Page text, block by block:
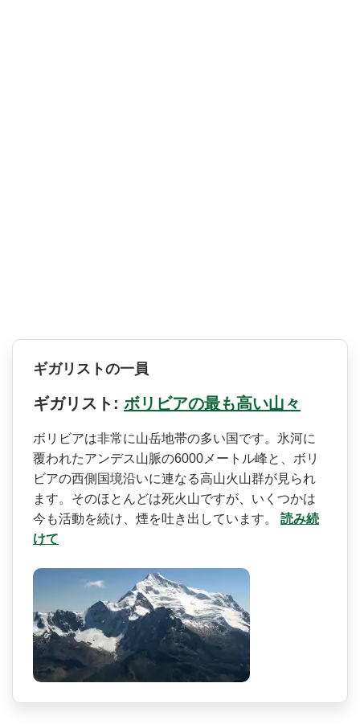
ギガリストの一員
ギガリスト: ボリビアの最も高い山々
ボリビアは非常に山岳地帯の­多い国です。氷河に
覆われたアンデス山脈の6000­メートル峰と、ボリ
ビアの西側国境沿いに連なる高山­火山群が見られ
ます。そのほとんどは死火山ですが、­いくつかは
今も活動を続け、煙を吐き出しています。 読み続
けて